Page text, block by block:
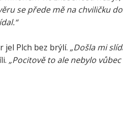
se přede mě na chviličku
jel Plch bez brýlí. „Došla mi
„Pocitově to ale nebylo